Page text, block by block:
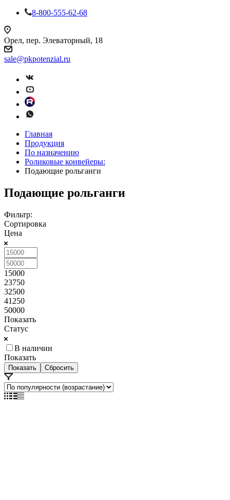
8-800-555-62-68
Орел, пер. Элеваторный, 18
sale@pkpotenzial.ru
Главная
Продукция
По назначению
Роликовые конвейеры:
Подающие рольганги
Подающие рольганги
Фильтр:
Сортировка
Цена
15000
23750
32500
41250
50000
Показать
Статус
В наличии
Показать
Сбросить